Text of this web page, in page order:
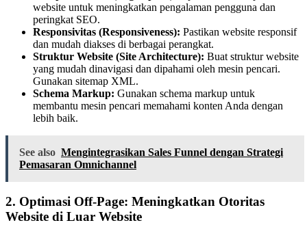
website untuk meningkatkan pengalaman pengguna dan
peringkat SEO.
Responsivitas (Responsiveness): Pastikan website responsif
dan mudah diakses di berbagai perangkat.
Struktur Website (Site Architecture): Buat struktur website
yang mudah dinavigasi dan dipahami oleh mesin pencari.
Gunakan sitemap XML.
Schema Markup: Gunakan schema markup untuk
membantu mesin pencari memahami konten Anda dengan
lebih baik.
See also Mengintegrasikan Sales Funnel dengan Strategi
Pemasaran Omnichannel
2. Optimasi Off-Page: Meningkatkan Otoritas
Website di Luar Website